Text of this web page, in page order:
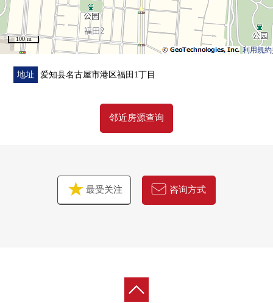
利用規約
100 m
地址 爱知县名古屋市港区福田1丁目
邻近房源查询
最受关注 咨询方式